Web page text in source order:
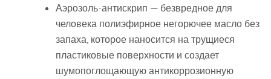
Аэрозоль-антискрип — безвредное для
человека полиэфирное негорючее масло без
запаха, которое наносится на трущиеся
пластиковые поверхности и создает
шумопоглощающую антикоррозионную